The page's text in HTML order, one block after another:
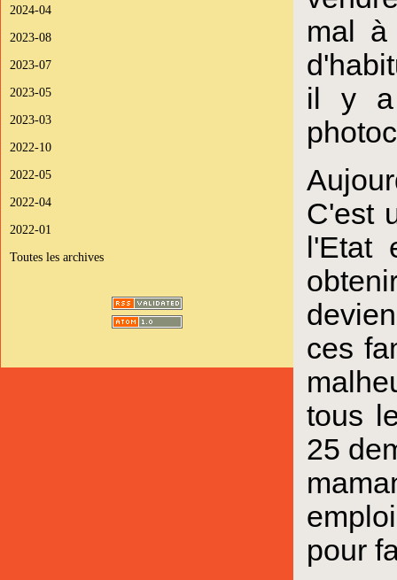
2024-04
2023-08
2023-07
2023-05
2023-03
2022-10
2022-05
2022-04
2022-01
Toutes les archives
mal à
il y a
C'est
l'Etat
ces
tous
25
pour